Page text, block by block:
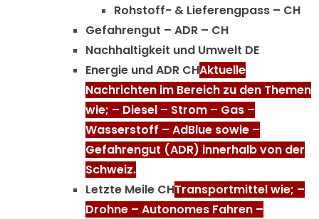
Rohstoff- & Lieferengpass – CH
Gefahrengut – ADR – CH
Nachhaltigkeit und Umwelt DE
Energie und ADR CHAktuelle
Nachrichten im Bereich zu den Themen
wie; – Diesel – Strom – Gas –
Wasserstoff – AdBlue sowie –
Gefahrengut (ADR) innerhalb von der
Schweiz.
Letzte Meile CHTransportmittel wie; –
Drohne – Autonomes Fahren –